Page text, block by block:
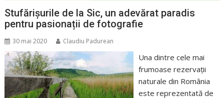
Stufărișurile de la Sic, un adevărat paradis
pentru pasionații de fotografie
30 mai 2020 Claudiu Padurean
Una dintre cele mai
frumoase rezervații
naturale din România
este reprezentată de